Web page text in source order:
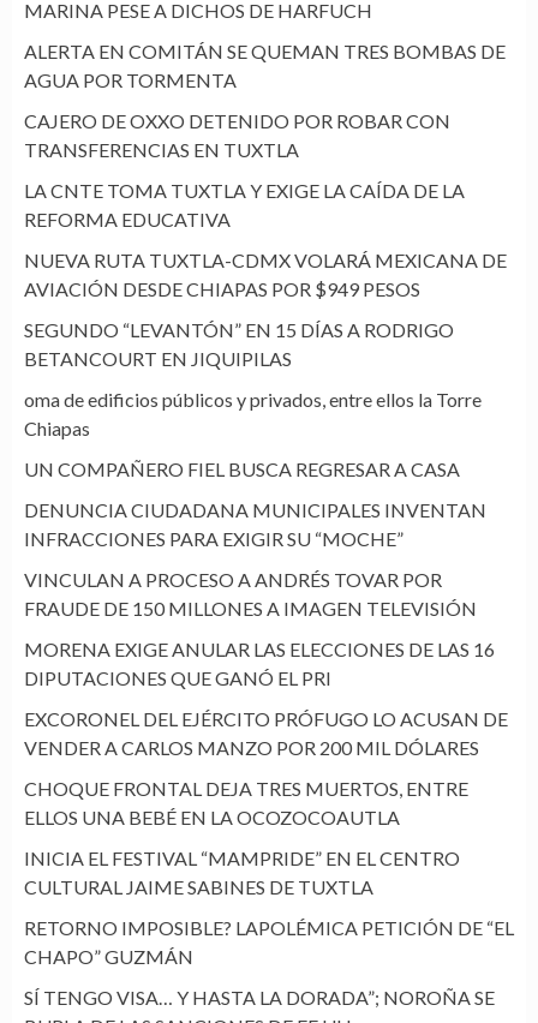
MARINA PESE A DICHOS DE HARFUCH
ALERTA EN COMITÁN SE QUEMAN TRES BOMBAS DE
AGUA POR TORMENTA
CAJERO DE OXXO DETENIDO POR ROBAR CON
TRANSFERENCIAS EN TUXTLA
LA CNTE TOMA TUXTLA Y EXIGE LA CAÍDA DE LA
REFORMA EDUCATIVA
NUEVA RUTA TUXTLA-CDMX VOLARÁ MEXICANA DE
AVIACIÓN DESDE CHIAPAS POR $949 PESOS
SEGUNDO “LEVANTÓN” EN 15 DÍAS A RODRIGO
BETANCOURT EN JIQUIPILAS
oma de edificios públicos y privados, entre ellos la Torre
Chiapas
UN COMPAÑERO FIEL BUSCA REGRESAR A CASA
DENUNCIA CIUDADANA MUNICIPALES INVENTAN
INFRACCIONES PARA EXIGIR SU “MOCHE”
VINCULAN A PROCESO A ANDRÉS TOVAR POR
FRAUDE DE 150 MILLONES A IMAGEN TELEVISIÓN
MORENA EXIGE ANULAR LAS ELECCIONES DE LAS 16
DIPUTACIONES QUE GANÓ EL PRI
EXCORONEL DEL EJÉRCITO PRÓFUGO LO ACUSAN DE
VENDER A CARLOS MANZO POR 200 MIL DÓLARES
CHOQUE FRONTAL DEJA TRES MUERTOS, ENTRE
ELLOS UNA BEBÉ EN LA OCOZOCOAUTLA
INICIA EL FESTIVAL “MAMPRIDE” EN EL CENTRO
CULTURAL JAIME SABINES DE TUXTLA
RETORNO IMPOSIBLE? LAPOLÉMICA PETICIÓN DE “EL
CHAPO” GUZMÁN
SÍ TENGO VISA… Y HASTA LA DORADA”; NOROÑA SE